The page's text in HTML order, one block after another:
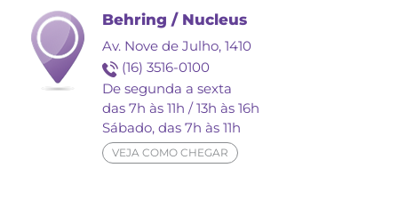
Behring / Nucleus
Av. Nove de Julho, 1410
(16) 3516-0100
De segunda a sexta
das 7h às 11h / 13h às 16h
Sábado, das 7h às 11h
VEJA COMO CHEGAR